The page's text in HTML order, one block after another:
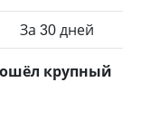
За 30 дней
крупный